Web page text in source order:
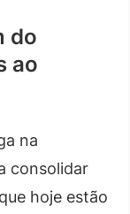
do
ao
na
consolidar
hoje estão